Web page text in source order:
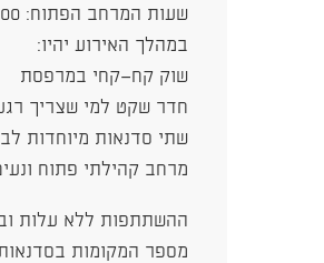
שעות המרחב הפתוח: 16:00–20:00
במהלך האירוע יהיו:
שוק קח־קחי במרפסת
חדר שקט למי שצריך
שתי סדנאות מיוחדות
מרחב קהילתי פתוח
ההשתתפות ללא עלות
מספר המקומות